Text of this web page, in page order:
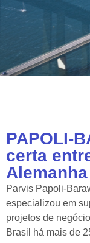
PAPOLI-
certa
Alemanha
Parvis Papoli-
especializou em
projetos de
Brasil há mais de